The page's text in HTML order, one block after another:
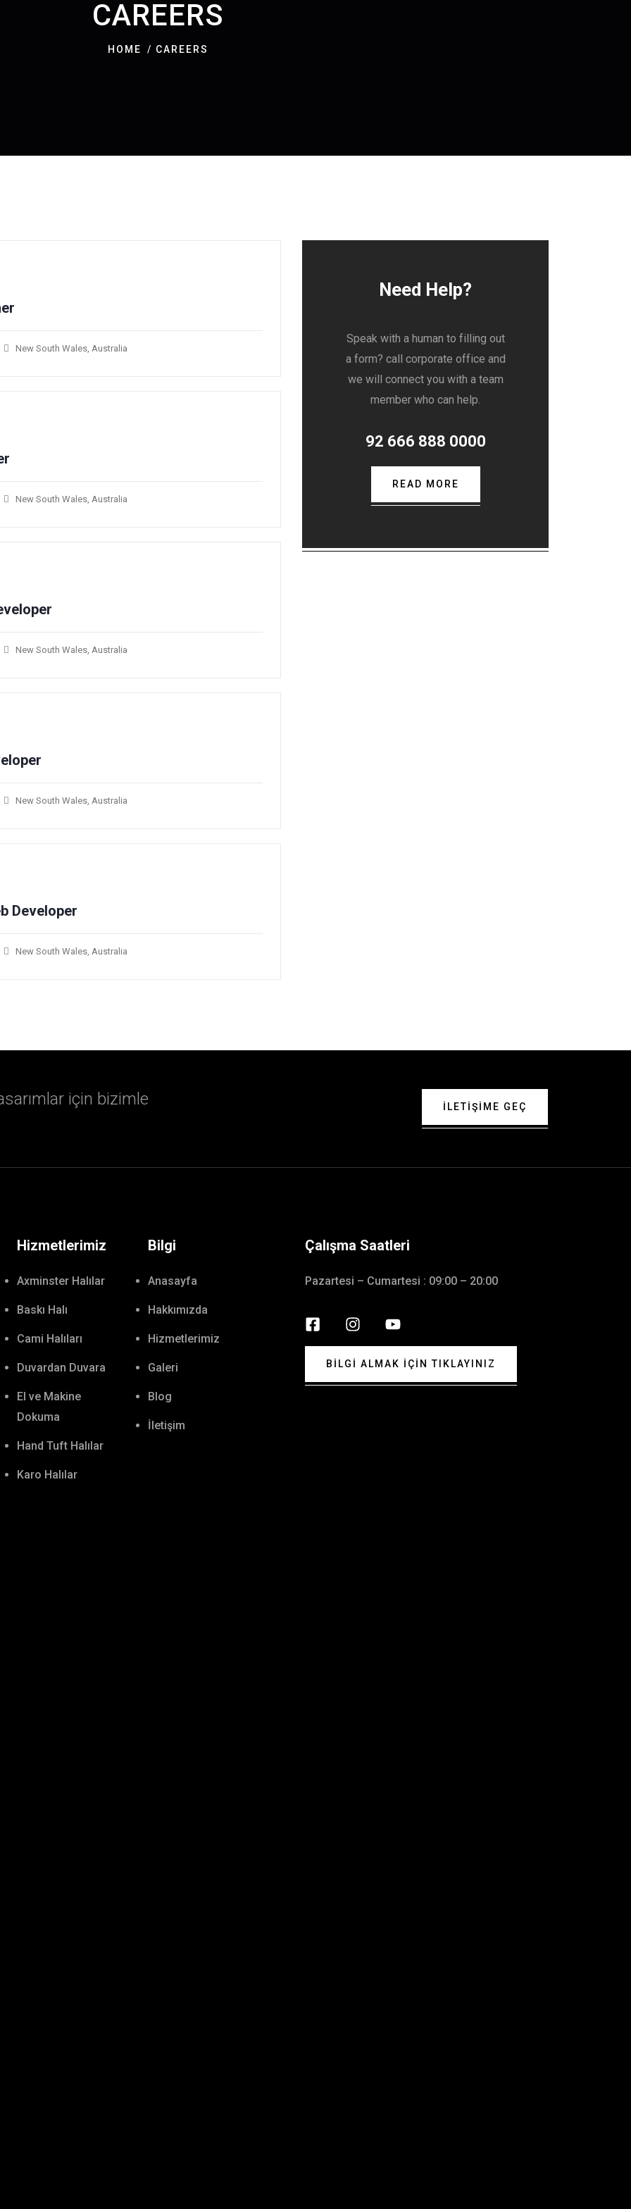
CAREERS
HOME CAREERS
New South Wales, Australia
New South Wales, Australia
New South Wales, Australia
New South Wales, Australia
Developer​
New South Wales, Australia
Need Help?
Speak with a human to filling out
a form? call corporate office and
we will connect you with a team
member who can help.
92 666 888 0000
READ MORE
için bizimle
ILETIŞIME GEÇ
Hizmetlerimiz
Axminster Halılar
Baskı Halı
Cami Halıları
Duvardan Duvara
El ve Makine
Dokuma
Hand Tuft Halılar
Karo Halılar
Bilgi
Anasayfa
Hakkımızda
Hizmetlerimiz
Galeri
Blog
İletişim
Çalışma Saatleri
Pazartesi – Cumartesi : 09:00 – 20:00
BILGI ALMAK İÇIN TIKLAYINIZ